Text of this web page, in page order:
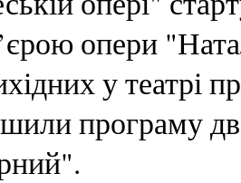
опери
у театрі
програму